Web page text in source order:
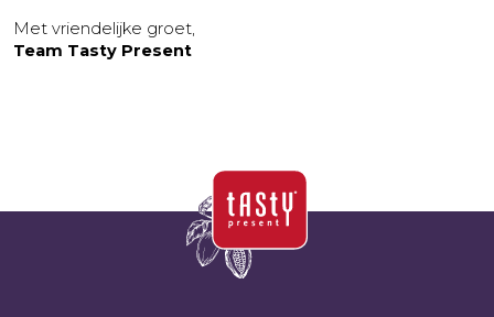
Met vriendelijke groet,
Team Tasty Present